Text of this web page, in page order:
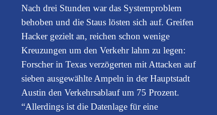
Nach drei Stunden war das Systemproblem
behoben und die Staus lösten sich auf. Greifen
Hacker gezielt an, reichen schon wenige
Kreuzungen um den Verkehr lahm zu legen:
Forscher in Texas verzögerten mit Attacken auf
sieben ausgewählte Ampeln in der Hauptstadt
Austin den Verkehrsablauf um 75 Prozent.
“Allerdings ist die Datenlage für eine